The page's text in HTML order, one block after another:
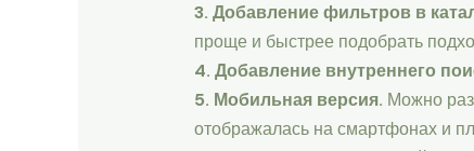
3. Добавление фильтров в
проще и быстрее подобрать
4. Добавление внутреннего
5. Мобильная версия. Можно
отображалась на смартфонах и